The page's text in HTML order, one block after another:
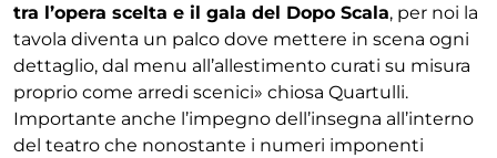
tra l’opera scelta e il gala del Dopo Scala, per noi la
tavola diventa un palco dove mettere in scena ogni
dettaglio, dal menu all’allestimento curati su misura
proprio come arredi scenici» chiosa Quartulli.
Importante anche l’impegno dell’insegna all’interno
del teatro che nonostante i numeri imponenti